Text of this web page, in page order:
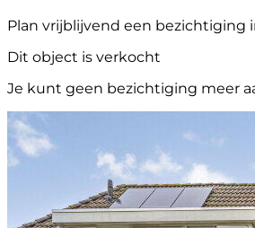
Plan vrijblijvend een bezichtiging
Dit object is verkocht
Je kunt geen bezichtiging meer